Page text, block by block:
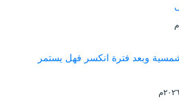
وبعد فترة انكسر فهل يستمر